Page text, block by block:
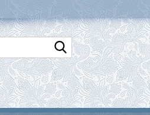
Suche...